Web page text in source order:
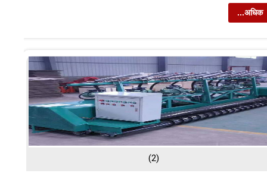
...अधिक
(2)